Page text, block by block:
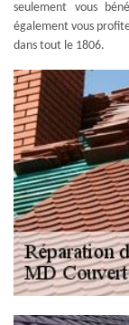
seulement vous
également vous
dans tout le 1806.